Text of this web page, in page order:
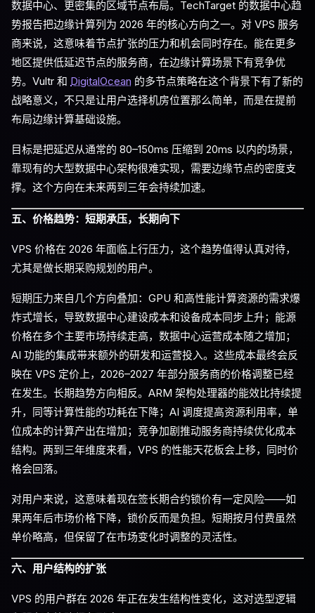
数据中心、更密集的区域节点布局。TechTarget 的数据中心趋
势报告把边缘计算列为 2026 年的核心方向之一。对 VPS 服务
商来说，这意味着节点扩张的压力和机会同时存在。能在更多
地区提供低延迟节点的服务商，在边缘计算场景下有竞争优
势。Vultr 和 DigitalOcean 的多节点策略在这个背景下有了新的
战略意义，不只是让用户选择机房位置那么简单，而是在提前
布局边缘计算基础设施。
目标是把延迟从通常的 80–150ms 压缩到 20ms 以内的场景，
靠现有的大型数据中心架构很难实现，需要边缘节点的密度支
撑。这个方向在未来两到三年会持续加速。
五、价格趋势：短期承压，长期向下
VPS 价格在 2026 年面临上行压力，这个趋势值得认真对待，
尤其是做长期采购规划的用户。
短期压力来自几个方向叠加：GPU 和高性能计算资源的需求爆
炸式增长，导致数据中心建设成本和设备成本同步上升；能源
价格在多个主要市场持续走高，数据中心运营成本随之增加；
AI 功能的集成带来额外的研发和运营投入。这些成本最终会反
映在 VPS 定价上，2026–2027 年部分服务商的价格调整已经
在发生。长期趋势方向相反。ARM 架构处理器的能效比持续提
升，同等计算性能的功耗在下降；AI 调度提高资源利用率，单
位成本的计算产出在增加；竞争加剧推动服务商持续优化成本
结构。两到三年维度来看，VPS 的性能天花板会上移，同时价
格会回落。
对用户来说，这意味着现在签长期合约锁价有一定风险——如
果两年后市场价格下降，锁价反而是负担。短期按月付费虽然
单价略高，但保留了在市场变化时调整的灵活性。
六、用户结构的扩张
VPS 的用户群在 2026 年正在发生结构性变化，这对选型逻辑